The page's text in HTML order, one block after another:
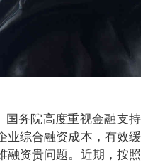
院高度重视金融支持
业综合融资成本，有效缓
融资贵问题。近期，按照